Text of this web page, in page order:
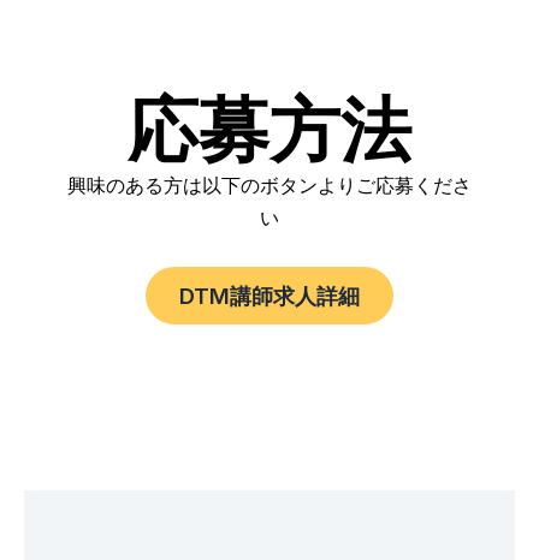
応募方法
興味のある方は以下のボタンよりご応募くださ
い
DTM講師求人詳細